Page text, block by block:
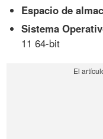
Espacio de
Sistema
11 64-bit